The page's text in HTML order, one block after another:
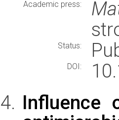
Academic press:
Status:
DOI:
Influence